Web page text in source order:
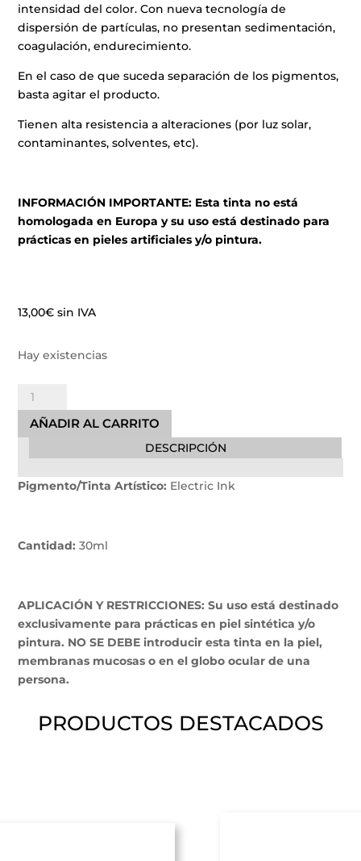
intensidad del color. Con nueva tecnología de
dispersión de partículas, no presentan sedimentación,
coagulación, endurecimiento.
En el caso de que suceda separación de los pigmentos,
basta agitar el producto.
Tienen alta resistencia a alteraciones (por luz solar,
contaminantes, solventes, etc).
INFORMACIÓN IMPORTANTE: Esta tinta no está
homologada en Europa y su uso está destinado para
prácticas en pieles artificiales y/o pintura.
13,00€ sin IVA
Hay existencias
Steel
Blue
Easy
cantidad
AÑADIR AL CARRITO
DESCRIPCIÓN
Pigmento/Tinta Artístico: Electric Ink
Cantidad: 30ml
APLICACIÓN Y RESTRICCIONES: Su uso está destinado
exclusivamente para prácticas en piel sintética y/o
pintura. NO SE DEBE introducir esta tinta en la piel,
membranas mucosas o en el globo ocular de una
persona.
PRODUCTOS DESTACADOS